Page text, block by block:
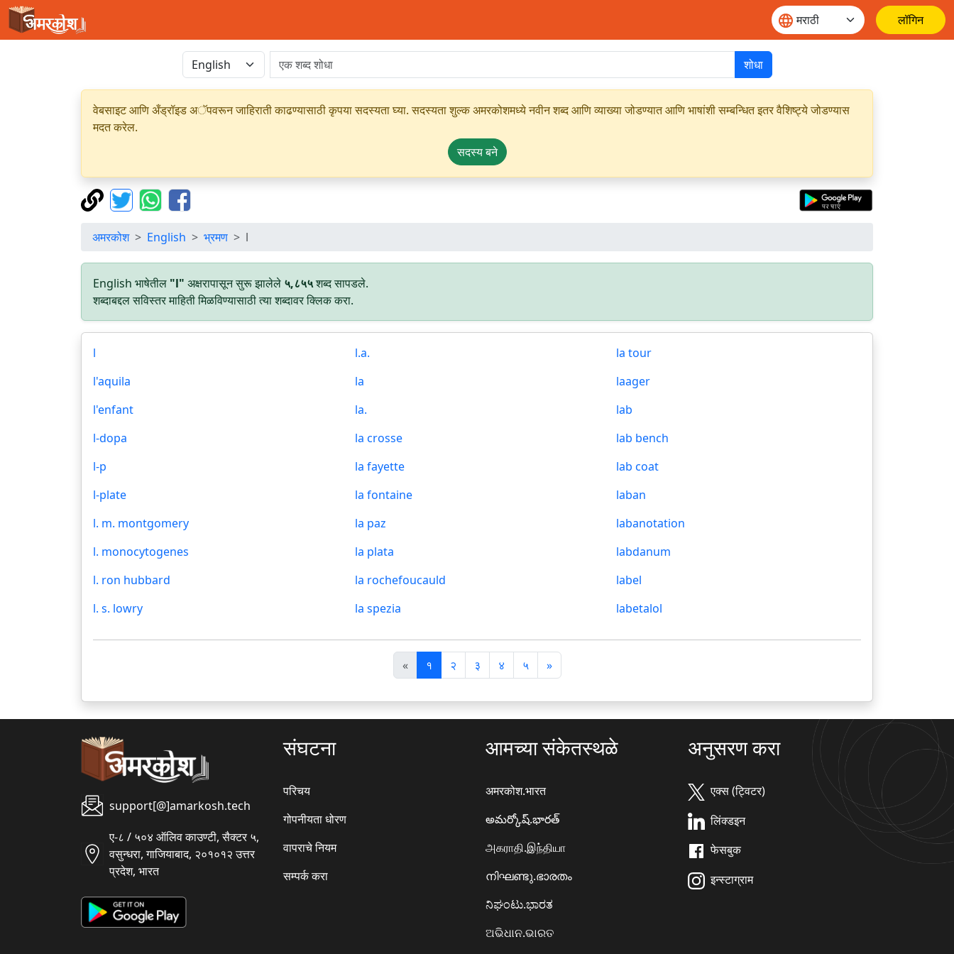
लॉगिन
शोधा
वेबसाइट आणि अँड्रॉइड अॅपवरून जाहिराती काढण्यासाठी कृपया सदस्यता घ्या. सदस्यता शुल्क अमरकोशमध्ये नवीन शब्द आणि व्याख्या जोडण्यात आणि भाषांशी सम्बन्धित इतर वैशिष्ट्ये जोडण्यास
मदत करेल.
सदस्य बने
अमरकोश English भ्रमण l
English भाषेतील "l" अक्षरापासून सुरू झालेले ५,८५५शब्द सापडले.
शब्दाबद्दल सविस्तर माहिती मिळविण्यासाठी त्या शब्दावर क्लिक करा.
l
l'aquila
l'enfant
l-dopa
l-p
l-plate
l. m. montgomery
l. monocytogenes
l. ron hubbard
l. s. lowry
l.a.
la
la.
la crosse
la fayette
la fontaine
la paz
la plata
la rochefoucauld
la spezia
la tour
laager
lab
lab bench
lab coat
laban
labanotation
labdanum
label
labetalol
«पि
छ
ला
१ २ ३ ४ ५ »अ
ग
ला
support[@]amarkosh.tech
ए-८ / ५०४ ऑलिव काउण्टी, सैक्टर ५,
वसुन्धरा, गाजियाबाद, २०१०१२ उत्तर
प्रदेश, भारत
संघटना
परिचय
गोपनीयता धोरण
वापराचे नियम
सम्पर्क करा
आमच्या संकेतस्थळे
अमरकोश.भारत
అమర్కోష్.భారత్
அகராதி.இந்தியா
നിഘണ്ടു.ഭാരതം
ನಿಘಂಟು.ಭಾರತ
ଅଭିଧାନ.ଭାରତ
अनुसरण करा
एक्स (ट्विटर)
लिंक्डइन
फेसबुक
इन्स्टाग्राम